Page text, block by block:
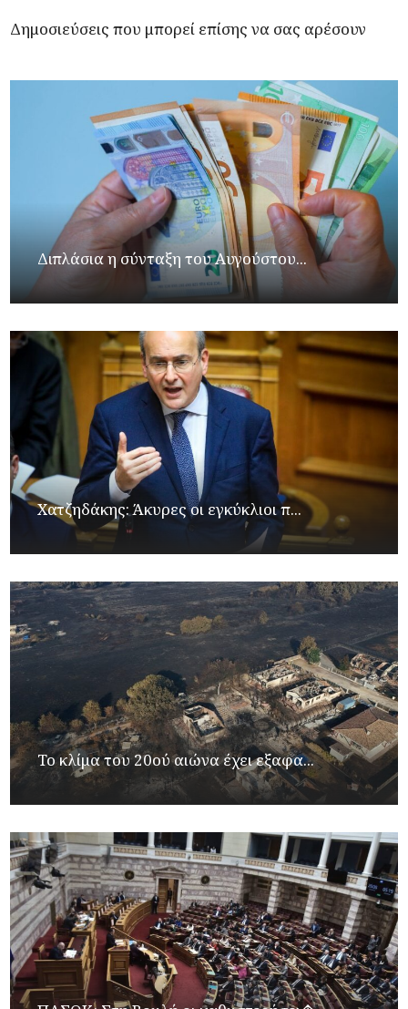
Δημοσιεύσεις που μπορεί επίσης να σας αρέσουν
Διπλάσια η σύνταξη του Αυγούστου...
Xατζηδάκης: Άκυρες οι εγκύκλιοι π...
Το κλίμα του 20ού αιώνα έχει εξαφα...